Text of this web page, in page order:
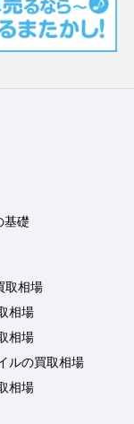
基礎
取相場
相場
相場
ルの買取相場
相場